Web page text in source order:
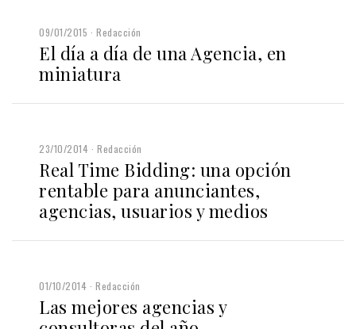
09/01/2015 Redacción
El día a día de una Agencia, en
miniatura
23/10/2014 Redacción
Real Time Bidding: una opción
rentable para anunciantes,
agencias, usuarios y medios
01/10/2014 Redacción
Las mejores agencias y